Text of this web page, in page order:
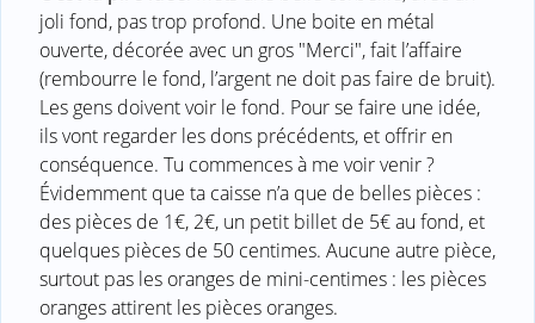
joli fond, pas trop profond. Une boite en métal
ouverte, décorée avec un gros "Merci", fait l’affaire
(rembourre le fond, l’argent ne doit pas faire de bruit).
Les gens doivent voir le fond. Pour se faire une idée,
ils vont regarder les dons précédents, et offrir en
conséquence. Tu commences à me voir venir ?
Évidemment que ta caisse n’a que de belles pièces :
des pièces de 1€, 2€, un petit billet de 5€ au fond, et
quelques pièces de 50 centimes. Aucune autre pièce,
surtout pas les oranges de mini-centimes : les pièces
oranges attirent les pièces oranges.